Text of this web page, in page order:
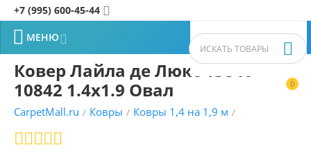
+7 (995) 600-45-44 
0


 МЕНЮ
Ковер Лайла де Люкс 15840
10842 1.4x1.9 Овал
CarpetMall.ru / Ковры / Ковры 1,4 на 1,9 м /